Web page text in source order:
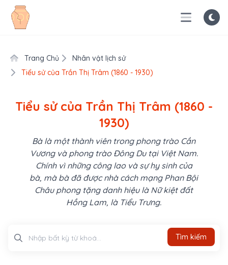
Trang Chủ
Nhân vật lịch sử
Tiểu sử của Trần Thị Trâm (1860 - 1930)
Tiểu sử của Trần Thị Trâm (1860 -
1930)
Bà là một thành viên trong phong trào Cần
Vương và phong trào Đông Du tại Việt Nam.
Chính vì những công lao và sự hy sinh của
bà, mà bà đã được nhà cách mạng Phan Bội
Châu phong tặng danh hiệu là Nữ kiệt đất
Hồng Lam, là Tiểu Trưng.
Tìm kiếm